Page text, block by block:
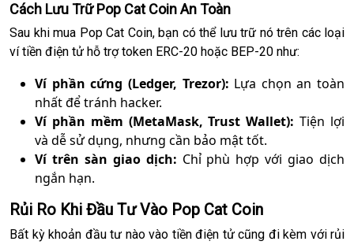
Cách Lưu Trữ Pop Cat Coin An Toàn
Sau khi mua Pop Cat Coin, bạn có thể lưu trữ nó trên các loại
ví tiền điện tử hỗ trợ token ERC-20 hoặc BEP-20 như:
Ví phần cứng (Ledger, Trezor): Lựa chọn an toàn
nhất để tránh hacker.
Ví phần mềm (MetaMask, Trust Wallet): Tiện lợi
và dễ sử dụng, nhưng cần bảo mật tốt.
Ví trên sàn giao dịch: Chỉ phù hợp với giao dịch
ngắn hạn.
Rủi Ro Khi Đầu Tư Vào Pop Cat Coin
Bất kỳ khoản đầu tư nào vào tiền điện tử cũng đi kèm với rủi